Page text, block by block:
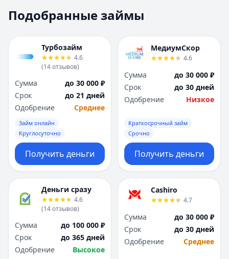
Набережные Челны
Нижний Новгород
Новокузнецк
Новосибирск
Омск
П
Пенза
Пермь
Р
Ростов-на-Дону
Рязань
С
Самара
Санкт-Петербург
Саратов
Севастополь
Набережные
Нижний Новгород
Новокузнецк
Новосибирск
Омск
П
Пермь
Р
Ростов-на-Дону
Рязань
С
Самара
Санкт-Петербург
Саратов
Севастополь
Подобранные займы
Турбозайм
4.6
(14отзывов)
Сумма
до 30 000 ₽
Срок
до 21 дней
Одобрение
Среднее
Займ онлайн
Круглосуточно
Получить деньги
МедиумСкор
4.6
Сумма
до 30 000 ₽
Срок
до 30 дней
Одобрение
Низкое
Краткосрочный займ
Срочно
Получить деньги
Деньги сразу
4.6
(14отзывов)
Сумма
до 100 000 ₽
Срок
до 365 дней
Одобрение
Высокое
Cashiro
4.7
Сумма
до 30 000 ₽
Срок
до 30 дней
Одобрение
Среднее